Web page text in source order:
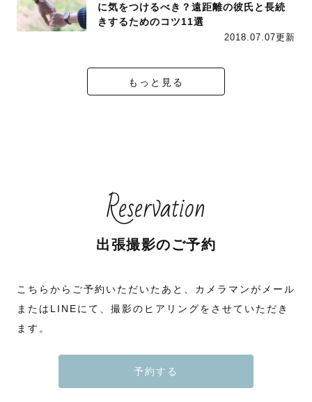
に気をつけるべき？遠距離の彼氏と長続
きするためのコツ11選
2018.07.07更新
もっと見る
Reservation
出張撮影のご予約
こちらからご予約いただいたあと、カメラマンがメール
またはLINEにて、撮影のヒアリングをさせていただき
ます。
予約する